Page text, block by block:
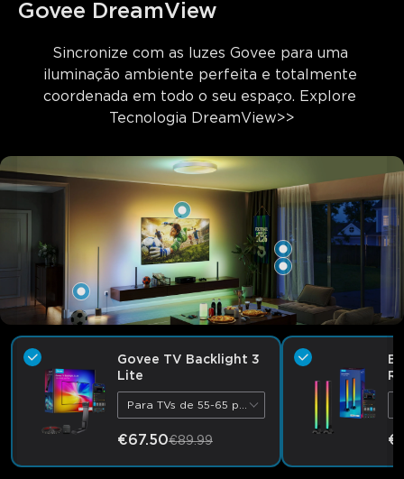
Govee DreamView
Sincronize com as luzes Govee para uma
iluminação ambiente perfeita e totalmente
coordenada em todo o seu espaço. Explore
Tecnologia DreamView>>
Govee TV Backlight 3
Lite
Para TVs de 55-65 polegadas
€67.50€89.99